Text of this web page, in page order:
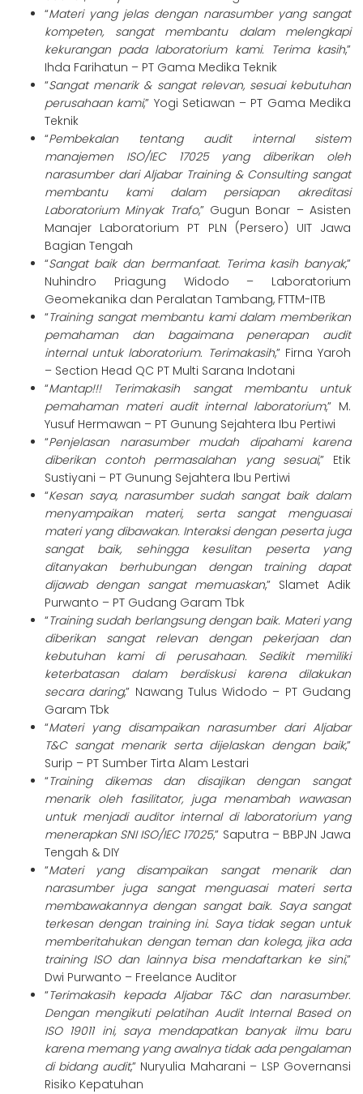
“Materi yang jelas dengan narasumber yang sangat
kompeten, sangat membantu dalam melengkapi
kekurangan pada laboratorium kami. Terima kasih,”
Ihda Farihatun – PT Gama Medika Teknik
“Sangat menarik & sangat relevan, sesuai kebutuhan
perusahaan kami,” Yogi Setiawan – PT Gama Medika
Teknik
“Pembekalan tentang audit internal sistem
manajemen ISO/IEC 17025 yang diberikan oleh
narasumber dari Aljabar Training & Consulting sangat
membantu kami dalam persiapan akreditasi
Laboratorium Minyak Trafo,” Gugun Bonar – Asisten
Manajer Laboratorium PT PLN (Persero) UIT Jawa
Bagian Tengah
“Sangat baik dan bermanfaat. Terima kasih banyak,”
Nuhindro Priagung Widodo – Laboratorium
Geomekanika dan Peralatan Tambang, FTTM-ITB
“Training sangat membantu kami dalam memberikan
pemahaman dan bagaimana penerapan audit
internal untuk laboratorium. Terimakasih,” Firna Yaroh
– Section Head QC PT Multi Sarana Indotani
“Mantap!!! Terimakasih sangat membantu untuk
pemahaman materi audit internal laboratorium,” M.
Yusuf Hermawan – PT Gunung Sejahtera Ibu Pertiwi
“Penjelasan narasumber mudah dipahami karena
diberikan contoh permasalahan yang sesuai,” Etik
Sustiyani – PT Gunung Sejahtera Ibu Pertiwi
“Kesan saya, narasumber sudah sangat baik dalam
menyampaikan materi, serta sangat menguasai
materi yang dibawakan. Interaksi dengan peserta juga
sangat baik, sehingga kesulitan peserta yang
ditanyakan berhubungan dengan training dapat
dijawab dengan sangat memuaskan,” Slamet Adik
Purwanto – PT Gudang Garam Tbk
“Training sudah berlangsung dengan baik. Materi yang
diberikan sangat relevan dengan pekerjaan dan
kebutuhan kami di perusahaan. Sedikit memiliki
keterbatasan dalam berdiskusi karena dilakukan
secara daring,” Nawang Tulus Widodo – PT Gudang
Garam Tbk
“Materi yang disampaikan narasumber dari Aljabar
T&C sangat menarik serta dijelaskan dengan baik,”
Surip – PT Sumber Tirta Alam Lestari
“Training dikemas dan disajikan dengan sangat
menarik oleh fasilitator, juga menambah wawasan
untuk menjadi auditor internal di laboratorium yang
menerapkan SNI ISO/IEC 17025,” Saputra – BBPJN Jawa
Tengah & DIY
“Materi yang disampaikan sangat menarik dan
narasumber juga sangat menguasai materi serta
membawakannya dengan sangat baik. Saya sangat
terkesan dengan training ini. Saya tidak segan untuk
memberitahukan dengan teman dan kolega, jika ada
training ISO dan lainnya bisa mendaftarkan ke sini,”
Dwi Purwanto – Freelance Auditor
“Terimakasih kepada Aljabar T&C dan narasumber.
Dengan mengikuti pelatihan Audit Internal Based on
ISO 19011 ini, saya mendapatkan banyak ilmu baru
karena memang yang awalnya tidak ada pengalaman
di bidang audit,” Nuryulia Maharani – LSP Governansi
Risiko Kepatuhan